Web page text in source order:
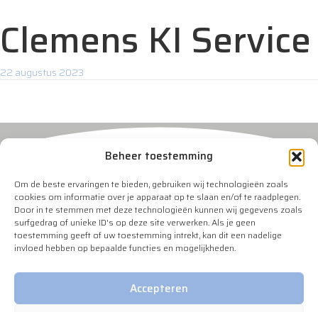
Beheer toestemming
Om de beste ervaringen te bieden, gebruiken wij technologieën zoals
cookies om informatie over je apparaat op te slaan en/of te raadplegen.
Door in te stemmen met deze technologieën kunnen wij gegevens zoals
surfgedrag of unieke ID's op deze site verwerken. Als je geen
toestemming geeft of uw toestemming intrekt, kan dit een nadelige
invloed hebben op bepaalde functies en mogelijkheden.
Accepteren
Clemens KI Service
22 augustus 2023
Contact
info@veeverbetering.nl
Info
NVO Statuten